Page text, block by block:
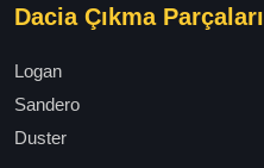
Dacia Çıkma Parçaları
Logan
Sandero
Duster